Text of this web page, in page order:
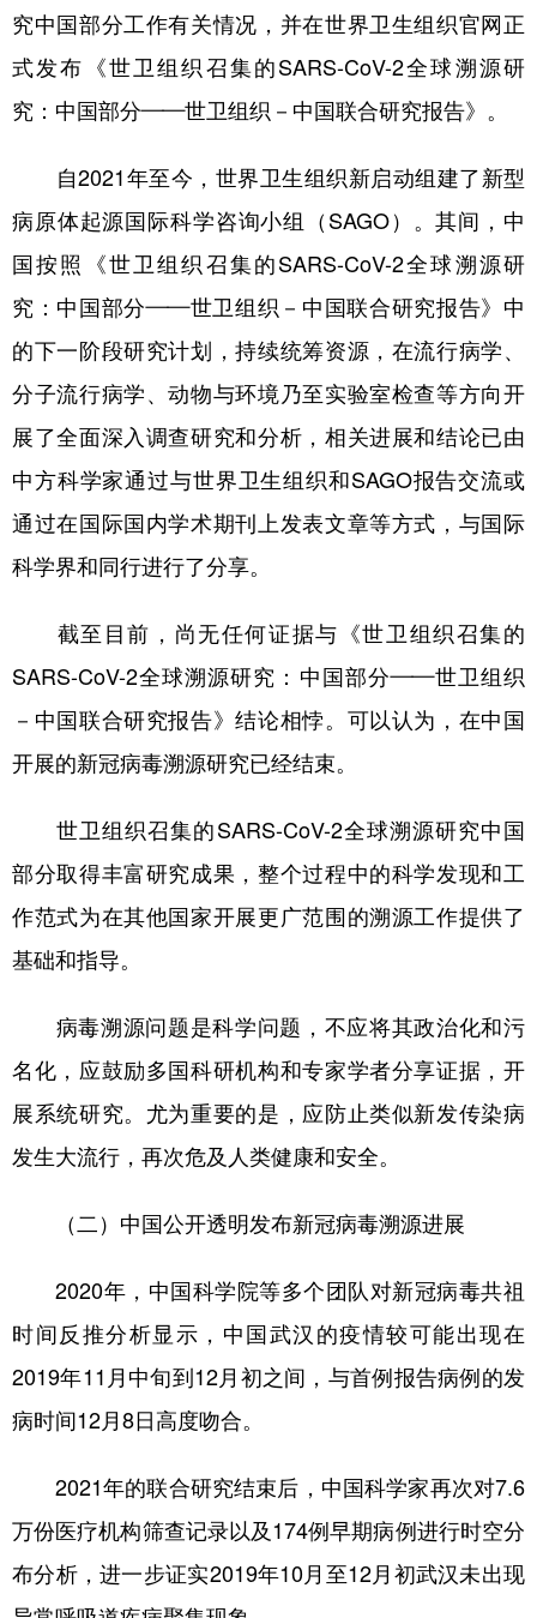
究中国部分工作有关情况，并在世界卫生组织官网正
式发布《世卫组织召集的SARS-CoV-2全球溯源研
究：中国部分——世卫组织－中国联合研究报告》。
自2021年至今，世界卫生组织新启动组建了新型
病原体起源国际科学咨询小组（SAGO）。其间，中
国按照《世卫组织召集的SARS-CoV-2全球溯源研
究：中国部分——世卫组织－中国联合研究报告》中
的下一阶段研究计划，持续统筹资源，在流行病学、
分子流行病学、动物与环境乃至实验室检查等方向开
展了全面深入调查研究和分析，相关进展和结论已由
中方科学家通过与世界卫生组织和SAGO报告交流或
通过在国际国内学术期刊上发表文章等方式，与国际
科学界和同行进行了分享。
截至目前，尚无任何证据与《世卫组织召集的
SARS-CoV-2全球溯源研究：中国部分——世卫组织
－中国联合研究报告》结论相悖。可以认为，在中国
开展的新冠病毒溯源研究已经结束。
世卫组织召集的SARS-CoV-2全球溯源研究中国
部分取得丰富研究成果，整个过程中的科学发现和工
作范式为在其他国家开展更广范围的溯源工作提供了
基础和指导。
病毒溯源问题是科学问题，不应将其政治化和污
名化，应鼓励多国科研机构和专家学者分享证据，开
展系统研究。尤为重要的是，应防止类似新发传染病
发生大流行，再次危及人类健康和安全。
（二）中国公开透明发布新冠病毒溯源进展
2020年，中国科学院等多个团队对新冠病毒共祖
时间反推分析显示，中国武汉的疫情较可能出现在
2019年11月中旬到12月初之间，与首例报告病例的发
病时间12月8日高度吻合。
2021年的联合研究结束后，中国科学家再次对7.6
万份医疗机构筛查记录以及174例早期病例进行时空分
布分析，进一步证实2019年10月至12月初武汉未出现